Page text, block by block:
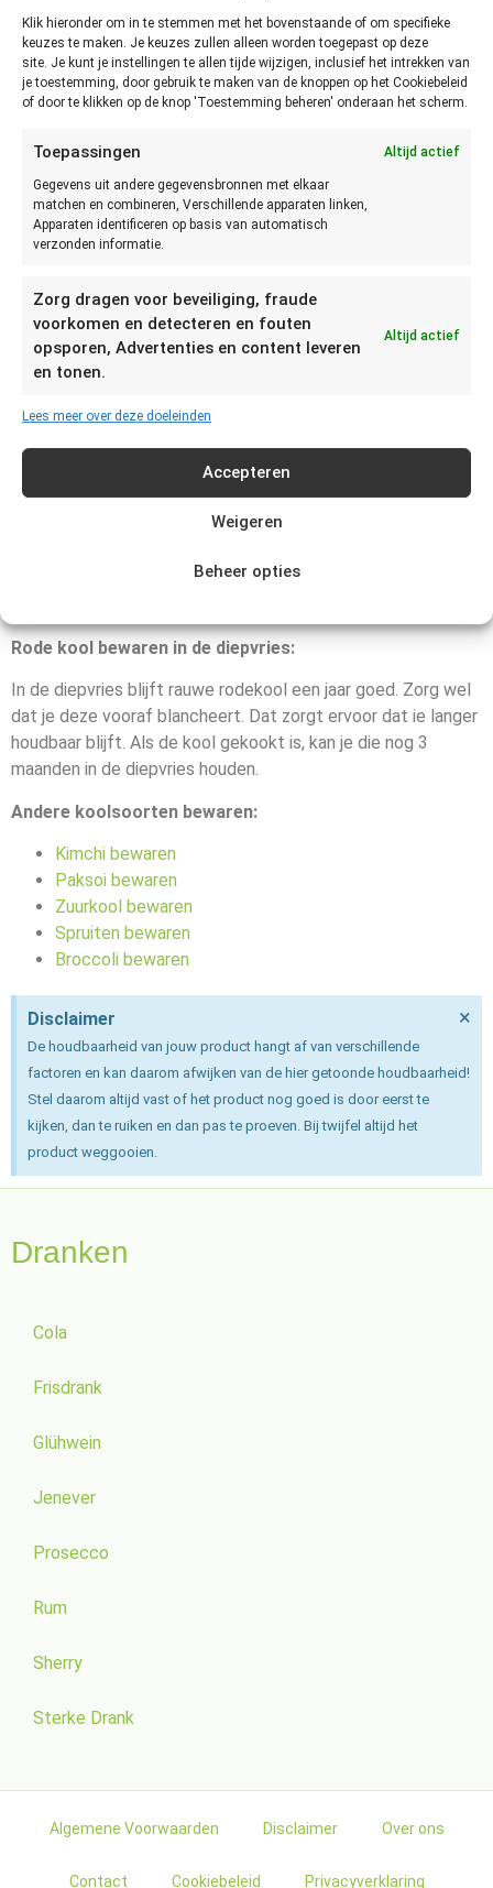
Klik hieronder om in te stemmen met het bovenstaande of om specifieke
keuzes te maken. Je keuzes zullen alleen worden toegepast op deze
site. Je kunt je instellingen te allen tijde wijzigen, inclusief het intrekken van
je toestemming, door gebruik te maken van de knoppen op het Cookiebeleid
of door te klikken op de knop 'Toestemming beheren' onderaan het scherm.
Toepassingen Altijd actief
Gegevens uit andere gegevensbronnen met elkaar
matchen en combineren, Verschillende apparaten linken,
Apparaten identificeren op basis van automatisch
verzonden informatie.
Zorg dragen voor beveiliging, fraude
voorkomen en detecteren en fouten
opsporen, Advertenties en content leveren
en tonen.
Altijd actief
Lees meer over deze doeleinden
Accepteren
Weigeren
Beheer opties
Je herkent dit
heel snel door
te kijken en te
ruiken. Als je het niet kan zien of ruiken, kan je eventueel een
Hoe lang kun je rode kool
bewaren?
de koelkast. Als je rode kool in blik of glas hebt, is deze ook
zeer lang houdbaar. Je kunt het bewaaradvies volgen maar
de rodekool zal maanden na het verstrijken nog goed zijn.
beschimmeld of troebel is.
Rode kool bewaren in de koelkast:
In de koelkast blijft een rauwe, hele rode kool zo’n 2 tot 4
weken goed. Hoe lang kun je dangekookte rode kool
kan je twee dagen bewaren in de koelkast. Zorg
Rode kool bewaren in de diepvries:
In de diepvries blijft rauwe rodekool een jaar goed. Zorg wel
dat je deze vooraf blancheert. Dat zorgt ervoor dat ie langer
houdbaar blijft. Als de kool gekookt is, kan je die nog 3
maanden in de diepvries houden.
Andere koolsoorten bewaren:
Kimchi bewaren
Paksoi bewaren
Zuurkool bewaren
Spruiten bewaren
Broccoli bewaren
Disclaimer
De houdbaarheid van jouw product hangt af van verschillende
factoren en kan daarom afwijken van de hier getoonde houdbaarheid!
Stel daarom altijd vast of het product nog goed is door eerst te
kijken, dan te ruiken en dan pas te proeven. Bij twijfel altijd het
product weggooien.
×
Dranken
Cola
Frisdrank
Glühwein
Jenever
Prosecco
Rum
Sherry
Sterke Drank
Algemene Voorwaarden Disclaimer Over ons
Contact Cookiebeleid Privacyverklaring